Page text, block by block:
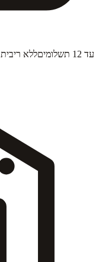
עד 12 תשלומים ללא ריבית